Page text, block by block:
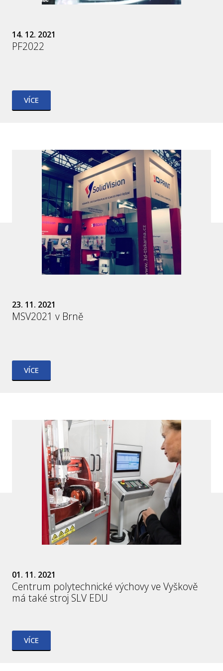
14. 12. 2021
PF2022
VÍCE
23. 11. 2021
MSV2021 v Brně
VÍCE
01. 11. 2021
Centrum polytechnické výchovy ve Vyškově
má také stroj SLV EDU
VÍCE